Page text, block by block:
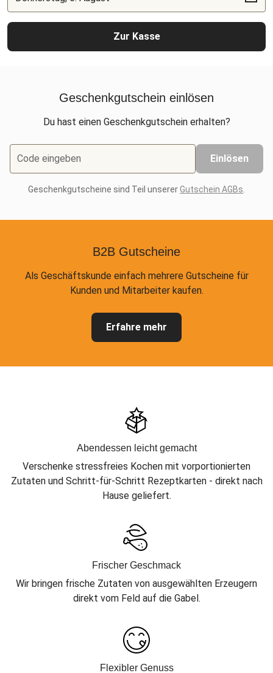
Zur Kasse
Geschenkgutschein einlösen
Du hast einen Geschenkgutschein erhalten?
Code eingeben Einlösen
Geschenkgutscheine sind Teil unsererGutschein AGBs
B2B Gutscheine
Als Geschäftskunde einfach mehrere Gutscheine für
Kunden und Mitarbeiter kaufen.
Erfahre mehr
Abendessen leicht gemacht
Verschenke stressfreies Kochen mit vorportionierten
Zutaten und Schritt-für-Schritt Rezeptkarten - direkt nach
Hause geliefert.
Frischer Geschmack
Wir bringen frische Zutaten von ausgewählten Erzeugern
direkt vom Feld auf die Gabel.
Flexibler Genuss